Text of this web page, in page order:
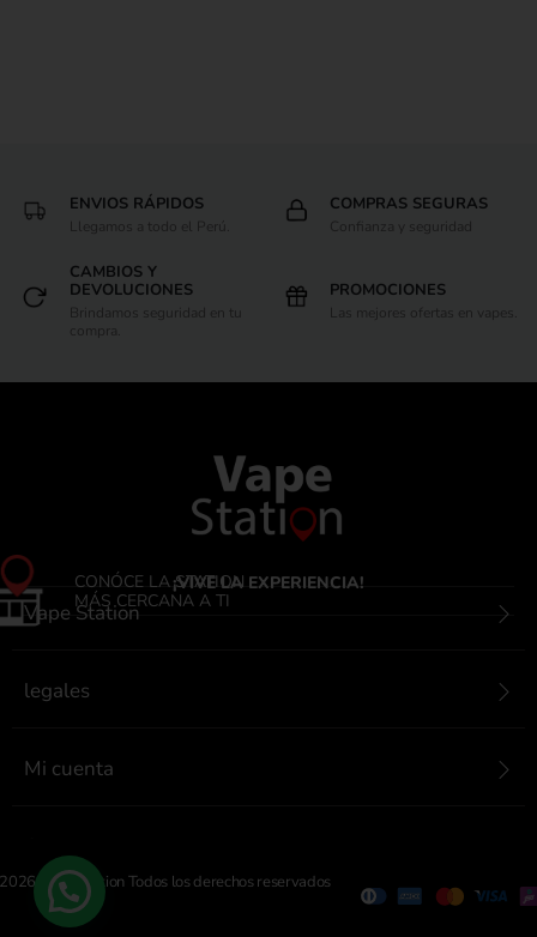
ENVIOS RÁPIDOS
Llegamos a todo el Perú.
COMPRAS SEGURAS
Confianza y seguridad
CAMBIOS Y
DEVOLUCIONES
Brindamos seguridad en tu
compra.
PROMOCIONES
Las mejores ofertas en vapes.
¡VIVE LA EXPERIENCIA!
CONÓCE LA STATION
MÁS CERCANA A TI
Vape Station
legales
Mi cuenta
Vape Station Todos los derechos reservados